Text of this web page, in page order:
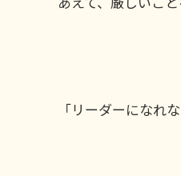
「リーダーになれ